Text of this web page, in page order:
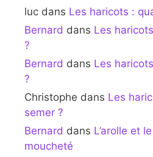
luc dans Les haricots :
Bernard dans Les
?
Bernard dans Les
?
Christophe dans Les
semer ?
Bernard dans L’arolle et
moucheté